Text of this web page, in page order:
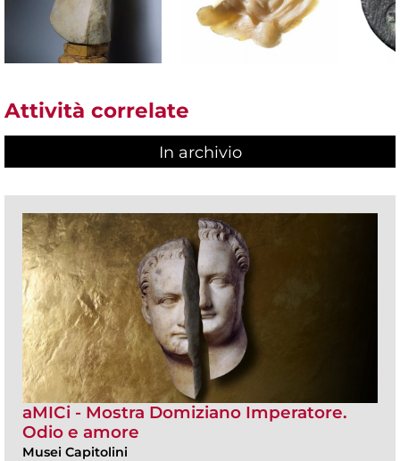
Attività correlate
In archivio
aMICi - Mostra Domiziano Imperatore.
Odio e amore
Musei Capitolini